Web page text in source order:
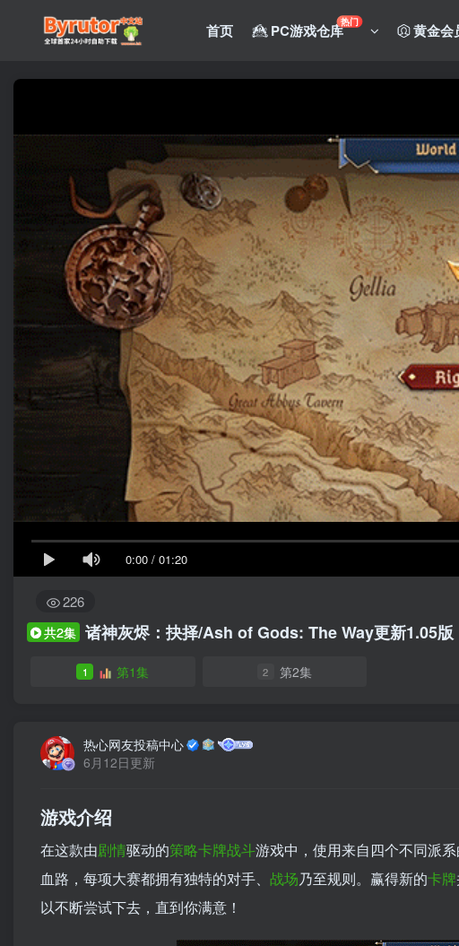
首页 PC游戏仓库热门 黄金会
0:00 / 01:20
226
共2集 诸神灰烬：抉择/Ash of Gods: The Way更新1.05版
1 第1集 2 第2集
热心网友投稿中心
6月12日更新
游戏介绍
在这款由剧情驱动的策略卡牌战斗游戏中，使用来自四个不同派
血路，每项大赛都拥有独特的对手、 战场乃至规则。赢得新的卡牌
以不断尝试下去，直到你满意！